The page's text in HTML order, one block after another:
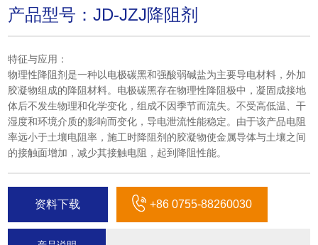
产品型号：JD-JZJ降阻剂
特征与应用：
物理性降阻剂是一种以电极碳黑和强酸弱碱盐为主要导电材料，外加
胶凝物组成的降阻材料。电极碳黑存在物理性降阻极中，凝固成接地
体后不发生物理和化学变化，组成不因季节而流失。不受高低温、干
湿度和环境介质的影响而变化，导电泄流性能稳定。由于该产品电阻
率远小于土壤电阻率，施工时降阻剂的胶凝物使金属导体与土壤之间
的接触面增加，减少其接触电阻，起到降阻性能。
资料下载 +86 0755-88260030